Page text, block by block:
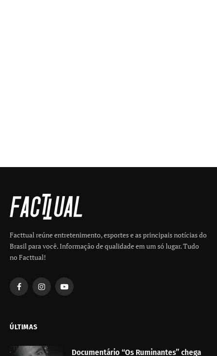
Facttual reúne entretenimento, esportes e as principais notícias do
Brasil para você. Informação de qualidade em um só lugar. Tudo
no Facttual!
FacebookInstagramYouTube
ÚLTIMAS
Documentário “Os Ruminantes” chega